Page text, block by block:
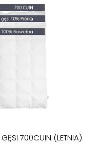
700CUIN (LETNIA)